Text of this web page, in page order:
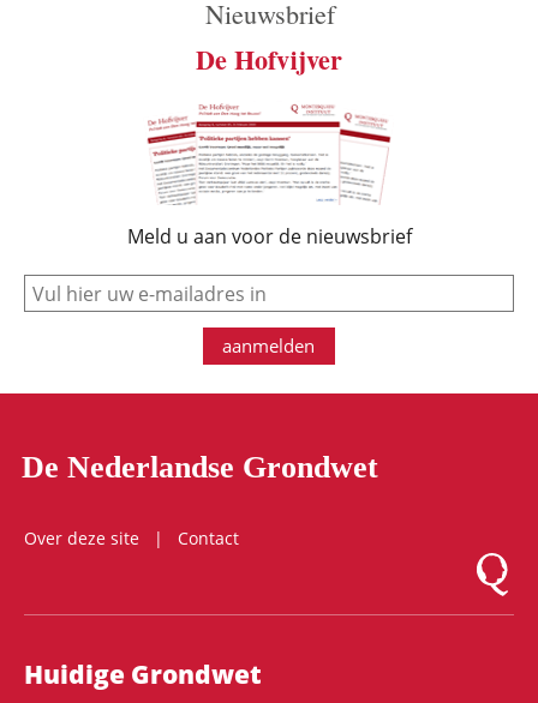
Nieuwsbrief
De Hofvijver
Meld u aan voor de nieuwsbrief
e-mail
aanmelden
De Nederlandse Grondwet
Over deze site
Contact
Logo
Hoofdnavigatie
Huidige Grondwet